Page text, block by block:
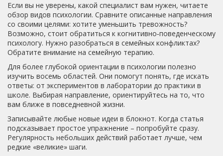
Если вы не уверены, какой специалист вам нужен, читаете
обзор видов психологии. Сравните описанные направления
со своими целями: хотите уменьшить тревожность?
Возможно, стоит обратиться к когнитивно‑поведенческому
психологу. Нужно разобраться в семейных конфликтах?
Обратите внимание на семейную терапию.
Для более глубокой ориентации в психологии полезно
изучить восемь областей. Они помогут понять, где искать
ответы: от экспериментов в лаборатории до практики в
школе. Выбирая направление, ориентируйтесь на то, что
вам ближе в повседневной жизни.
Записывайте любые новые идеи в блокнот. Когда статья
подсказывает простое упражнение – попробуйте сразу.
Регулярность небольших действий работает лучше, чем
редкие «великие» шаги.